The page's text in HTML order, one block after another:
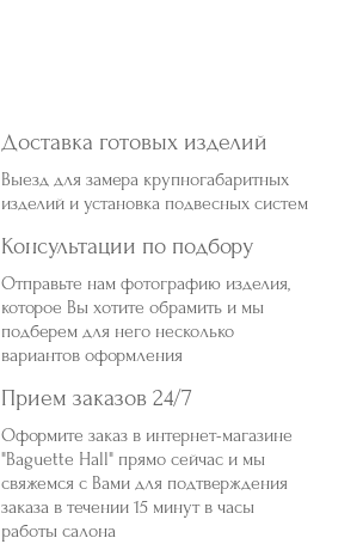
Доставка готовых изделий
Выезд для замера крупногабаритных
изделий и установка подвесных систем
Консультации по подбору
Отправьте нам фотографию изделия,
которое Вы хотите обрамить и мы
подберем для него несколько
вариантов оформления
Прием заказов 24/7
Оформите заказ в интернет-магазине
"Baguette Hall" прямо сейчас и мы
свяжемся с Вами для подтверждения
заказа в течении 15 минут в часы
работы салона